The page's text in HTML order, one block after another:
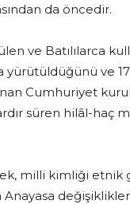
da öncedir.
ve Batılılarca
yürütüldüğünü ve
Cumhuriyet
süren hilâl-haç
milli kimliği etnik